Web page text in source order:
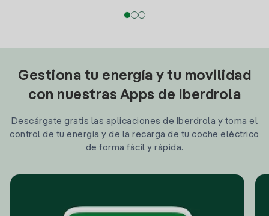
Gestiona tu energía y tu movilidad
con nuestras Apps de Iberdrola
Descárgate gratis las aplicaciones de Iberdrola y toma el
control de tu energía y de la recarga de tu coche eléctrico
de forma fácil y rápida.